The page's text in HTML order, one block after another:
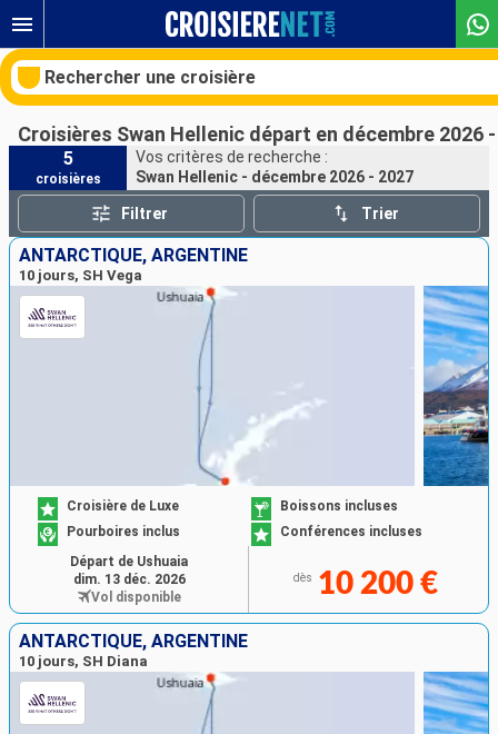
Rechercher une croisière
Nos destinations
Mois de départ
Ports
Croisières Swan Hellenic départ en décembre 2026
5
croisières
Vos critères de recherche :
Swan Hellenic - décembre 2026 - 2027
Filtrer Trier
ANTARCTIQUE, ARGENTINE
10 jours, SH Vega
Croisière de Luxe
Boissons incluses
Pourboires inclus
Conférences incluses
dès 10 200 €
Départ de Ushuaia
dim. 13 déc. 2026
Vol disponible
ANTARCTIQUE, ARGENTINE
10 jours, SH Diana